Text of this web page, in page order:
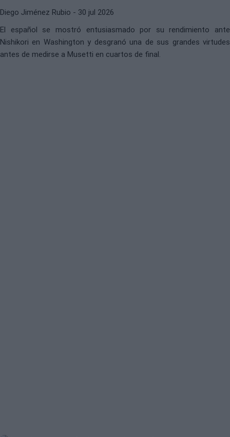
Diego Jiménez Rubio - 30 jul 2026
El español se mostró entusiasmado por su rendimiento ante
Nishikori en Washington y desgranó una de sus grandes virtudes
antes de medirse a Musetti en cuartos de final.